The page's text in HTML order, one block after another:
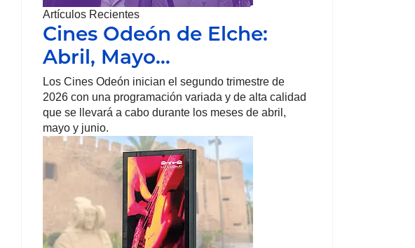
Artículos Recientes
Cines Odeón de Elche:
Abril, Mayo…
Los Cines Odeón inician el segundo trimestre de
2026 con una programación variada y de alta calidad
que se llevará a cabo durante los meses de abril,
mayo y junio.